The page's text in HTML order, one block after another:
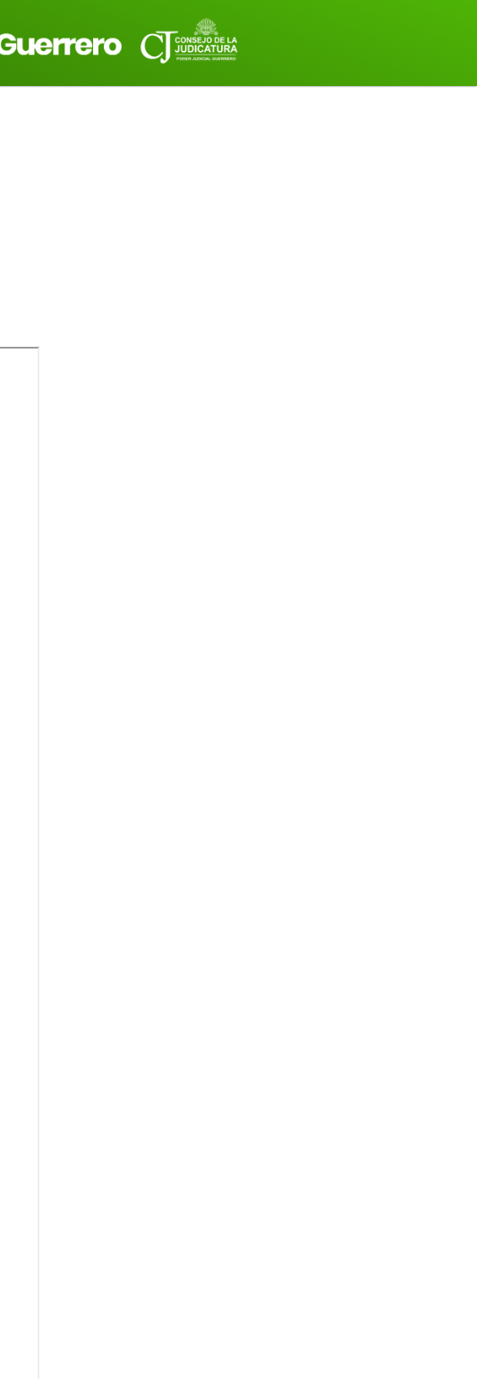
Transparencia